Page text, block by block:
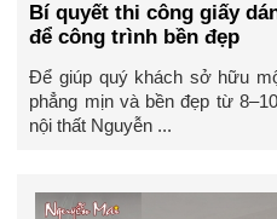
Bí quyết thi công giấy
để công trình bền đẹp
Để giúp quý khách sở hữu
phẳng mịn và bền đẹp từ
nội thất Nguyễn ...